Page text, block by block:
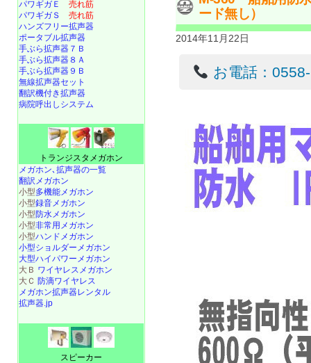
ード無し）
2014年11月22日
お電話：
パワギガＥ 売れ筋
パワギガＳ 売れ筋
ハンズフリー拡声器
ポータブル拡声器
手ぶら拡声器７Ｂ
手ぶら拡声器８Ａ
手ぶら拡声器９Ｂ
無線拡声器セット
翻訳機付き拡声器
病院呼出しシステム
トランジスタメガホン
メガホン､拡声器の一覧
翻訳メガホン
小型多機能メガホン
小型録音メガホン
小型防水メガホン
小型非常用メガホン
小型ハンドメガホン
小型ショルダーメガホン
大型ハイパワーメガホン
大Ｂ ワイヤレスメガホン
大Ｃ 防滴ワイヤレス
メガホン拡声器レンタル
拡声器.jp
スピーカー